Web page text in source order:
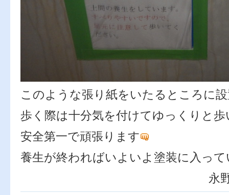
このような張り紙をいたるところに
歩く際は十分気を付けてゆっくりと
安全第一で頑張ります
養生が終わればいよいよ塗装に入っ
永